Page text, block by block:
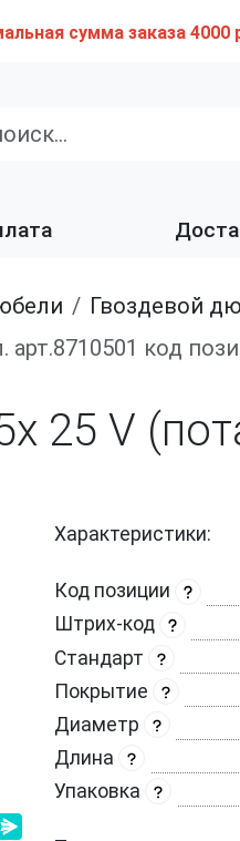
сумма заказа 4000
Гвоздевой дюбель в сборе. (нейл дюбель PA 6 с потайной
арт.8710501 код
25 V
Характеристики:
Код позиции
Штрих-код
Стандарт
Покрытие
Диаметр
Длина
Упаковка